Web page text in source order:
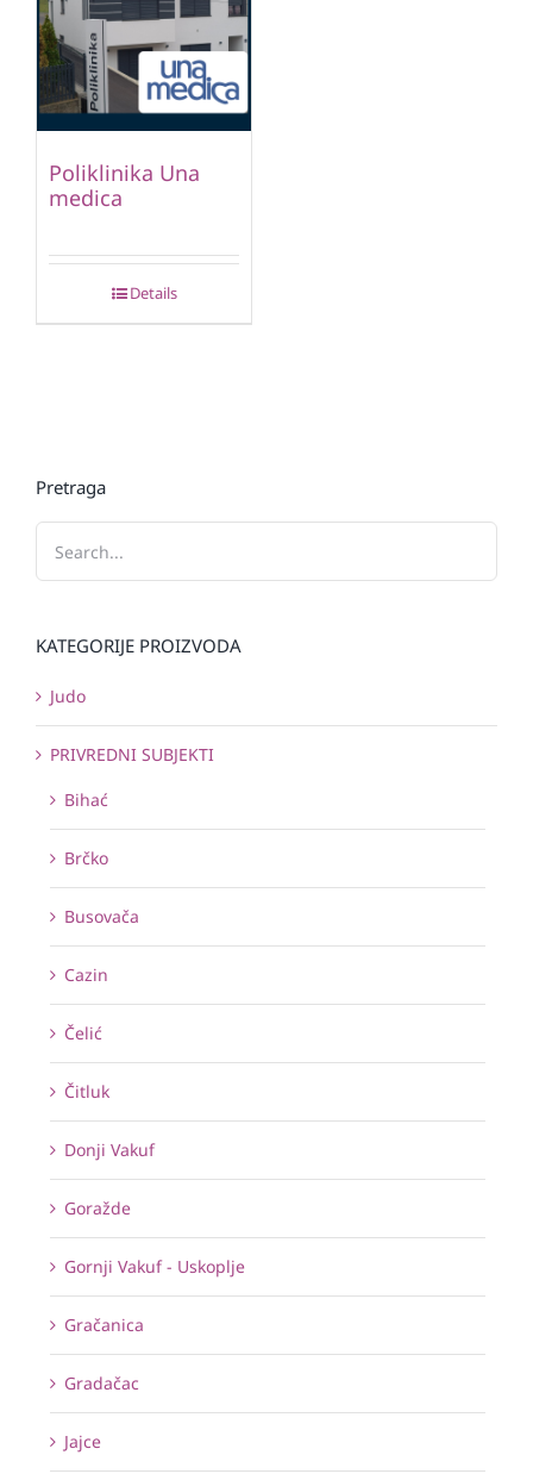
Poliklinika Una
medica
Details
Pretraga
KATEGORIJE PROIZVODA
Judo
PRIVREDNI SUBJEKTI
Bihać
Brčko
Busovača
Cazin
Čelić
Čitluk
Donji Vakuf
Goražde
Gornji Vakuf - Uskoplje
Gračanica
Gradačac
Jajce